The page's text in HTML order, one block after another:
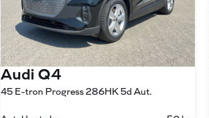
Audi Q4
45 E-tron Progress 286HK 5d Aut.